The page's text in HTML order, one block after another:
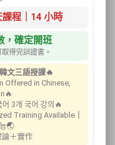
程｜14 小時
，確定開班
得完訓證書。
文三語授課🔥
Offered in Chinese,
어 3개 국어 강의🔥
Training Available
능🌏
＋實作